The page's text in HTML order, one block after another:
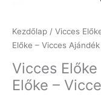
Kezdőlap / Vicces
Előke – Vicces Ajándék
Vicces
Előke –